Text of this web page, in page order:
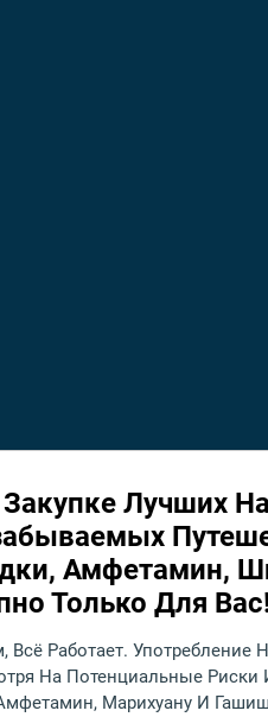
Лучших
Амфетамин,
Только Для
Работает. Употребление
На Потенциальные Риски
Марихуану И